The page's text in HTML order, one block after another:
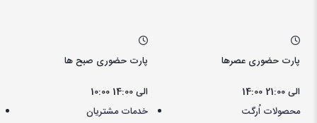
پارت حضوری صبح ها
10:00 الی 14:00
پارت حضوری عصرها
14:00 الی 21:00
خدمات مشتریان
محصولات اُرگت